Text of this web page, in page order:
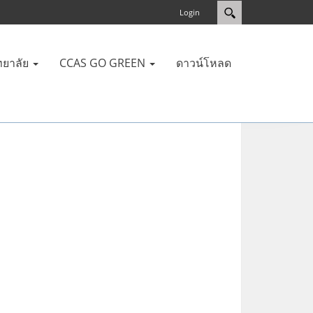
Login
าลัย CCAS GO GREEN ดาวน์โหลด